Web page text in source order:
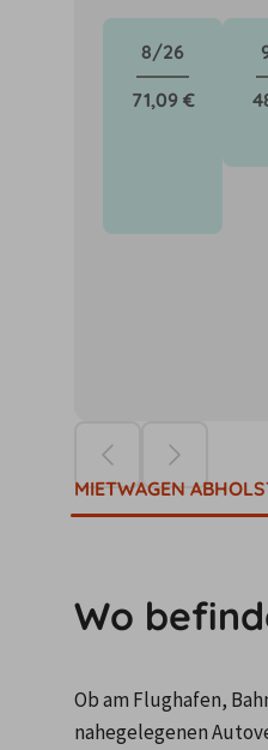
8/26
71,09 €
MIETWAGEN
Wo
Ob am Flughafen,
nahegelegenen